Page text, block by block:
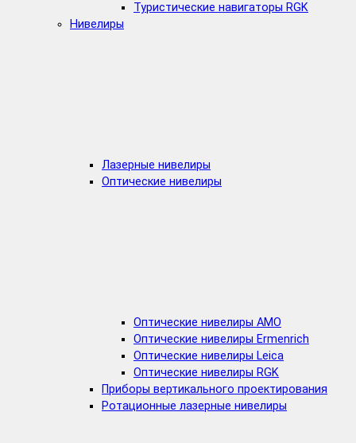
Туристические навигаторы RGK
Нивелиры
Лазерные нивелиры
Оптические нивелиры
Оптические нивелиры AMO
Оптические нивелиры Ermenrich
Оптические нивелиры Leica
Оптические нивелиры RGK
Приборы вертикального проектирования
Ротационные лазерные нивелиры